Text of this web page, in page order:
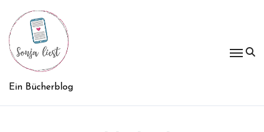
Inhalt
springen
Ein Bücherblog